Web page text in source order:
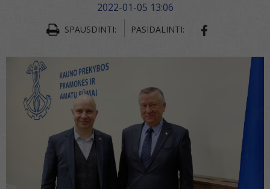
2022-01-05 13:06
SPAUSDINTI: PASIDALINTI: